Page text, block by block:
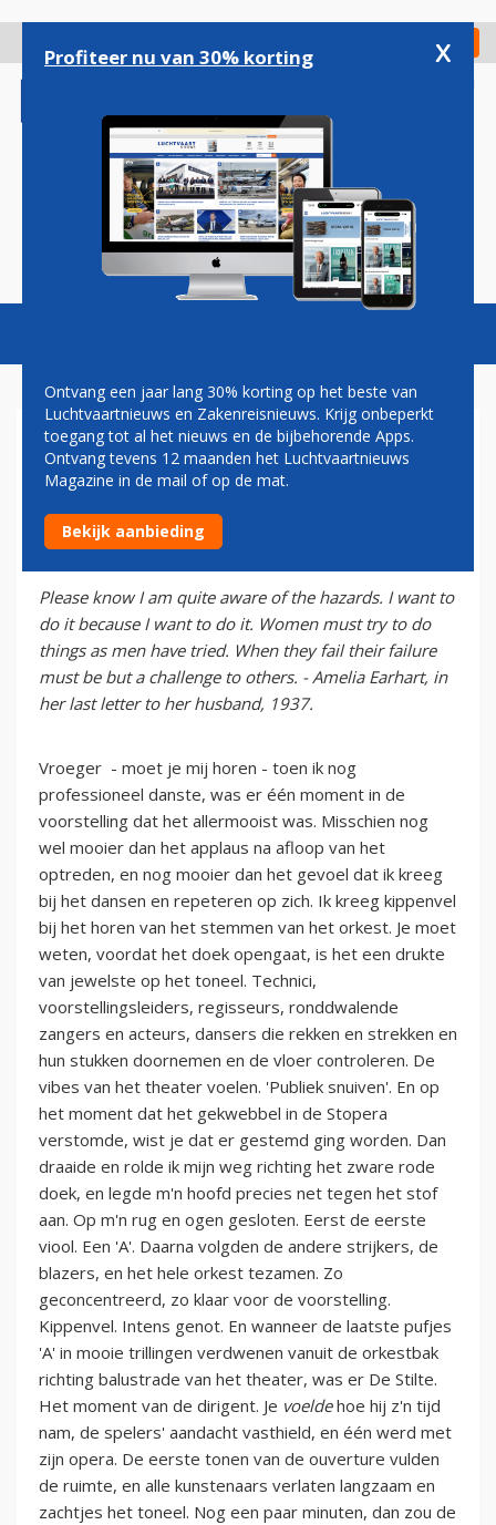
gaan
Check in
Magazine Podcasts Vacatures
CHRISTA KLOOSMAN: OVER
KUNST EN KIPPENVEL
15 juli 2011
Please know I am quite aware of the hazards. I want to
do it because I want to do it. Women must try to do
things as men have tried. When they fail their failure
must be but a challenge to others. - Amelia Earhart, in
her last letter to her husband, 1937.
Vroeger - moet je mij horen - toen ik nog
professioneel danste, was er één moment in de
voorstelling dat het allermooist was. Misschien nog
wel mooier dan het applaus na afloop van het
optreden, en nog mooier dan het gevoel dat ik kreeg
bij het dansen en repeteren op zich. Ik kreeg kippenvel
bij het horen van het stemmen van het orkest. Je moet
weten, voordat het doek opengaat, is het een drukte
van jewelste op het toneel. Technici,
voorstellingsleiders, regisseurs, ronddwalende
zangers en acteurs, dansers die rekken en strekken en
hun stukken doornemen en de vloer controleren. De
vibes van het theater voelen. 'Publiek snuiven'. En op
het moment dat het gekwebbel in de Stopera
verstomde, wist je dat er gestemd ging worden. Dan
draaide en rolde ik mijn weg richting het zware rode
doek, en legde m'n hoofd precies net tegen het stof
aan. Op m'n rug en ogen gesloten. Eerst de eerste
viool. Een 'A'. Daarna volgden de andere strijkers, de
blazers, en het hele orkest tezamen. Zo
geconcentreerd, zo klaar voor de voorstelling.
Kippenvel. Intens genot. En wanneer de laatste pufjes
'A' in mooie trillingen verdwenen vanuit de orkestbak
richting balustrade van het theater, was er De Stilte.
Het moment van de dirigent. Je voeldehoe hij z'n tijd
nam, de spelers' aandacht vasthield, en één werd met
zijn opera. De eerste tonen van de ouverture vulden
de ruimte, en alle kunstenaars verlaten langzaam en
zachtjes het toneel. Nog een paar minuten, dan zou de
Profiteer nu van 30% korting x
Ontvang een jaar lang 30% korting op het beste van
Luchtvaartnieuws en Zakenreisnieuws. Krijg onbeperkt
toegang tot al het nieuws en de bijbehorende Apps.
Ontvang tevens 12 maanden het Luchtvaartnieuws
Magazine in de mail of op de mat.
Bekijk aanbieding